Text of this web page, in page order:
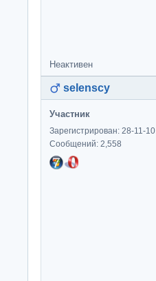
Неактивен
selenscy
Участник
Зарегистрирован: 28-11-10
Сообщений: 2,558